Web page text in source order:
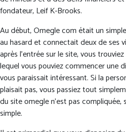
fondateur, Leif K-Brooks.
Au début, Omegle com était un
au hasard et connectait deux de ses
après l’entrée sur le site, vous
lequel vous pouviez commencer une
vous paraissait intéressant. Si la
plaisait pas, vous passiez tout
du site omegle n’est pas
simple.